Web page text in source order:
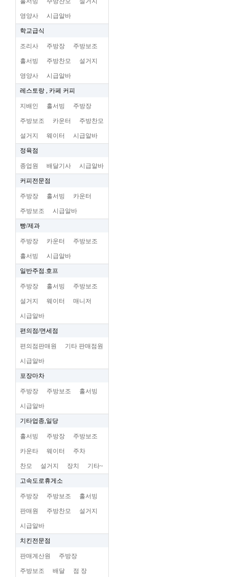
영양사 시급알바
학교급식
조리사 주방장 주방보조
홀서빙 주방찬모 설거지
영양사 시급알바
레스토랑 , 카페 커피
지배인 홀서빙 주방장
주방보조 카운터 주방찬모
설거지 웨이터 시급알바
정육점
종업원 배달기사 시급알바
커피전문점
주방장 홀서빙 카운터
주방보조 시급알바
빵/제과
주방장 카운터 주방보조
홀서빙 시급알바
일반주점.호프
주방장 홀서빙 주방보조
설거지 웨이터 매니저
시급알바
편의점/면세점
편의점판매원 기타 판매점원
시급알바
포장마차
주방장 주방보조 홀서빙
시급알바
기타업종,일당
홀서빙 주방장 주방보조
카운타 웨이터 주차
찬모 설거지 장치 기타~
고속도로휴게소
주방장 주방보조 홀서빙
판매원 주방찬모 설거지
시급알바
치킨전문점
판매계산원 주방장
주방보조 배달 점 장